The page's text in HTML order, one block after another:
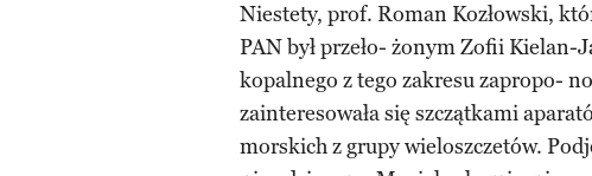
Niestety, prof. Roman Kozłowski,
PAN był przeło- żonym Zofii
kopalnego z tego zakresu zapropo-
zainteresowała się szczątkami
morskich z grupy wieloszczetów.